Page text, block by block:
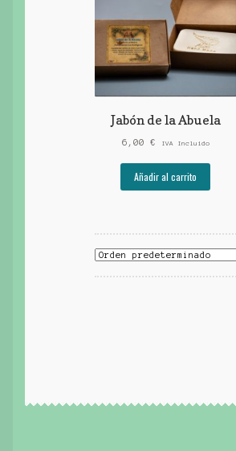
Jabón de la Abuela
6,00 € IVA Incluido
Añadir al carrito